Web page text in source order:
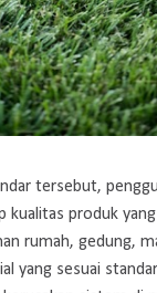
tersebut,
kualitas produk
rumah, gedung,
yang sesuai